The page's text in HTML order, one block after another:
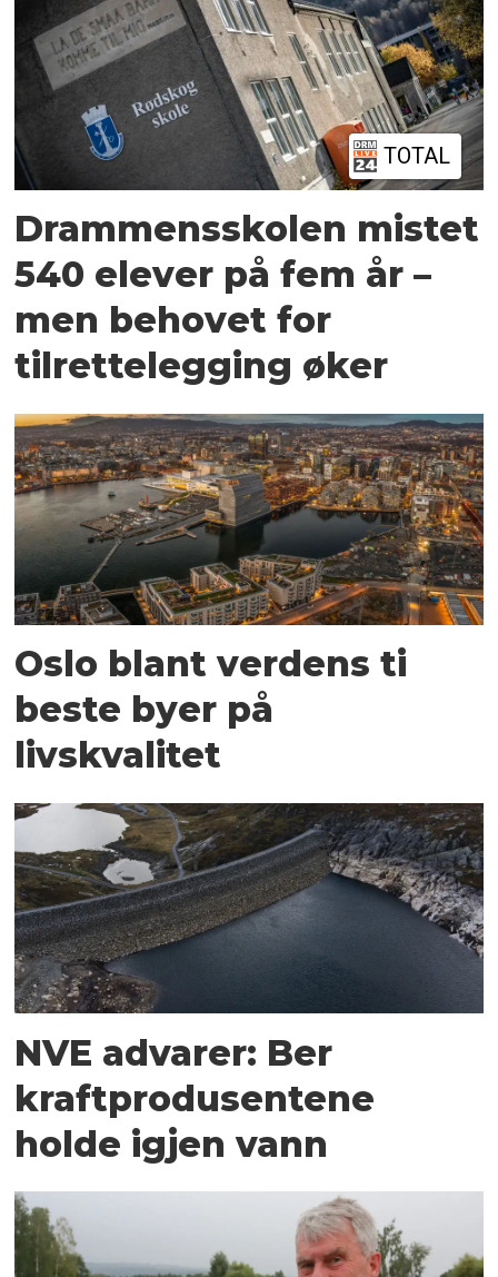
TOTAL
Drammensskolen mistet
540 elever på fem år –
men behovet for
tilrettelegging øker
Oslo blant verdens ti
beste byer på
livskvalitet
NVE advarer: Ber
kraftprodusentene
holde igjen vann